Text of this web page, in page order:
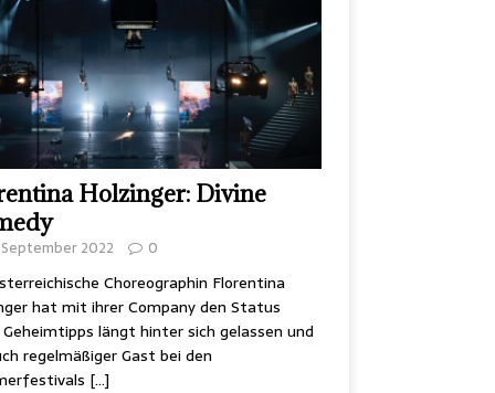
Holzinger: Divine
2022 0
Choreographin Florentina
hat mit ihrer Company den Status
längt hinter sich gelassen und
regelmäßiger Gast bei den
[…]